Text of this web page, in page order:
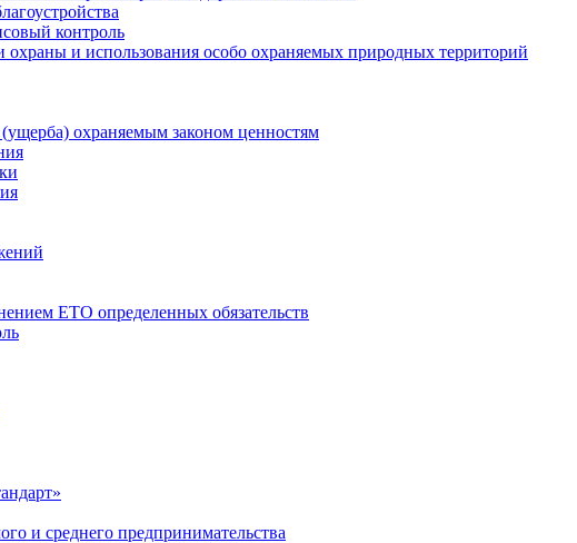
контроль
и использования особо охраняемых природных территорий
охраняемым законом ценностям
ЕТО определенных обязательств
и среднего предпринимательства